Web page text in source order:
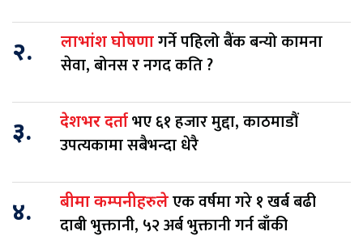
२. लाभांश घोषणागर्ने पहिलो बैंक बन्यो कामना
सेवा, बोनस र नगद कति ?
३. देशभर दर्ताभए ६१ हजार मुद्दा, काठमाडौं
उपत्यकामा सबैभन्दा धेरै
४. बीमा कम्पनीहरुलेएक वर्षमा गरे १ खर्ब बढी
दाबी भुक्तानी, ५२ अर्ब भुक्तानी गर्न बाँकी